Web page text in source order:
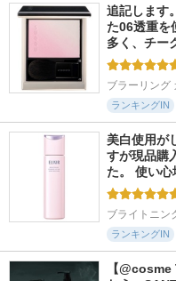
追記します
た06透重を
多く、チー
ブラーリング
ランキングIN
美白使用が
すが現品購
た。 使い
ブライトニン
ランキングIN
【